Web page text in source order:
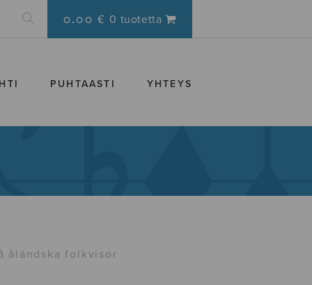
0.00 € 0 tuotetta
PUHTAASTI YHTEYS
åländska folkvisor